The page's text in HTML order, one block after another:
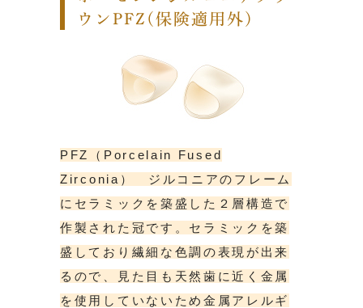
ウンPFZ(保険適用外)
PFZ（Porcelain Fused
Zirconia） ジルコニアのフレーム
にセラミックを築盛した２層構造で
作製された冠です。セラミックを築
盛しており繊細な色調の表現が出来
るので、見た目も天然歯に近く金属
を使用していないため金属アレルギ